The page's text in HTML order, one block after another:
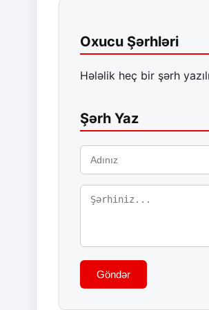
Oxucu Şərhləri
Hələlik heç bir şərh
Şərh Yaz
Göndər